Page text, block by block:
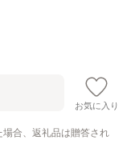
お気に入り
合、返礼品は贈答され